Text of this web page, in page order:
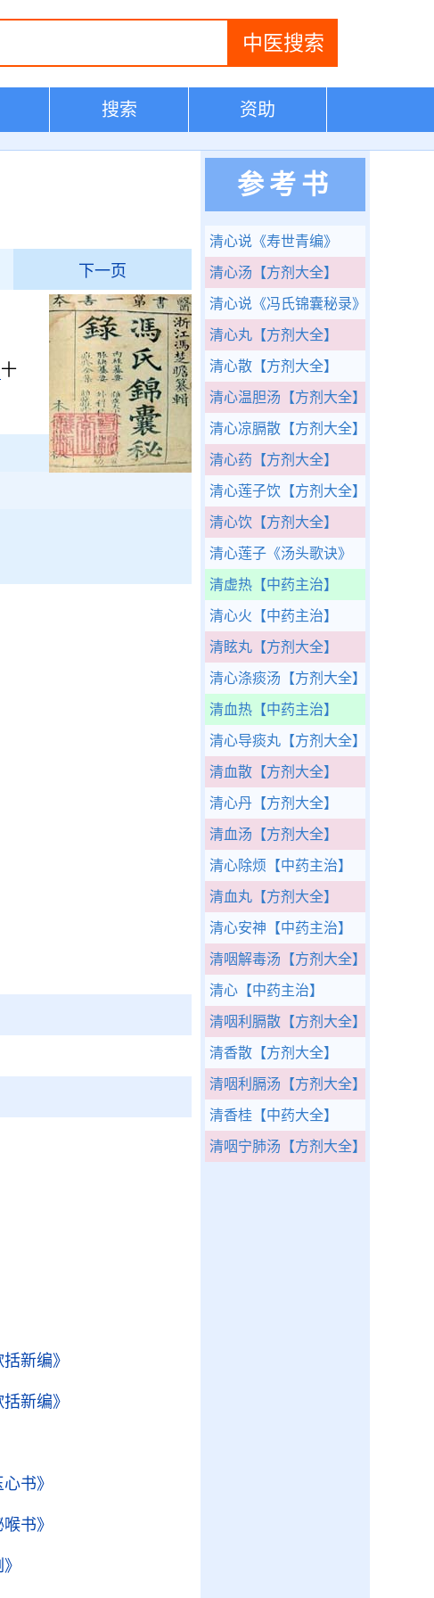
搜索 资助
下一页
十
新编》
新编》
书》
书》
参考书
清心说 《寿世青编》
清心汤 【方剂大全】
清心说 《冯氏锦囊秘录》
清心丸 【方剂大全】
清心散 【方剂大全】
清心温胆汤 【方剂大全】
清心凉膈散 【方剂大全】
清心药 【方剂大全】
清心莲子饮 【方剂大全】
清心饮 【方剂大全】
清心莲子 《汤头歌诀》
清虚热 【中药主治】
清心火 【中药主治】
清眩丸 【方剂大全】
清心涤痰汤 【方剂大全】
清血热 【中药主治】
清心导痰丸 【方剂大全】
清血散 【方剂大全】
清心丹 【方剂大全】
清血汤 【方剂大全】
清心除烦 【中药主治】
清血丸 【方剂大全】
清心安神 【中药主治】
清咽解毒汤 【方剂大全】
清心 【中药主治】
清咽利膈散 【方剂大全】
清香散 【方剂大全】
清咽利膈汤 【方剂大全】
清香桂 【中药大全】
清咽宁肺汤 【方剂大全】